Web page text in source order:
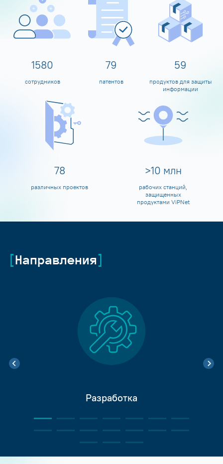
1600
сотрудников
80
патентов
60
продуктов для защиты
информации
80
различных проектов
>10 млн
рабочих станций,
защищенных
продуктами ViPNet
Направления
Разработка